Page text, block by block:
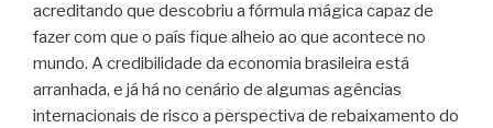
acreditando que descobriu a fórmula mágica capaz de
fazer com que o país fique alheio ao que acontece no
mundo. A credibilidade da economia brasileira está
arranhada, e já há no cenário de algumas agências
internacionais de risco a perspectiva de rebaixamento do